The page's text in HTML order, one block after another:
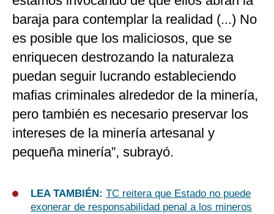
baraja para contemplar la realidad (...) No
es posible que los maliciosos, que se
enriquecen destrozando la naturaleza
puedan seguir lucrando estableciendo
mafias criminales alrededor de la minería,
pero también es necesario preservar los
intereses de la minería artesanal y
pequeña minería”, subrayó.
LEA TAMBIÉN: TC reitera que Estado no puede
exonerar de responsabilidad penal a los mineros